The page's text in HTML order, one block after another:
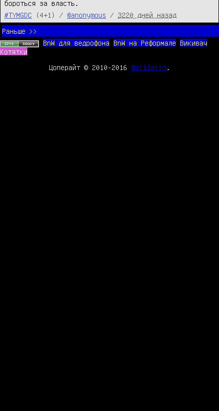
бороться за власть.
#TYMGDC
(4+1) / @anonymous / 3220 дней назад
Раньше >>
BnW для ведрофона
BnW на Реформале
Викивач
Котятки
Цоперайт © 2010-2016 @stiletto